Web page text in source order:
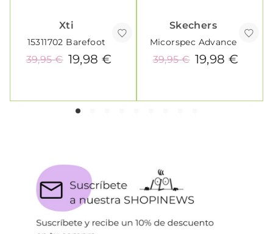
Xti
15311702 Barefoot
19,98 €
39,95 €
Skechers
Micorspec Advance
19,98 €
39,95 €